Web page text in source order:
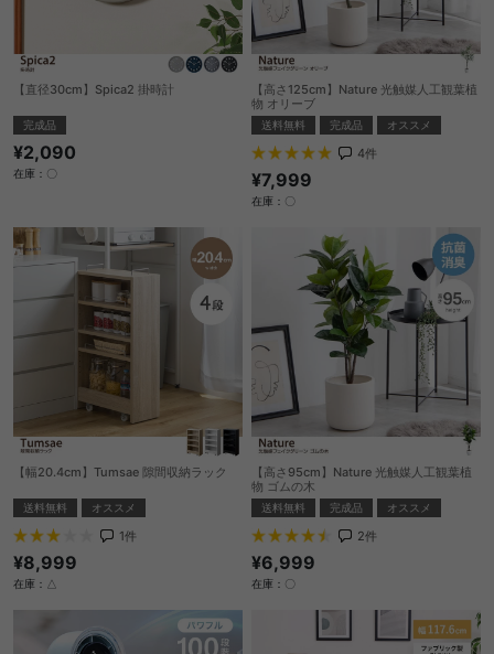
【直径30cm】Spica2 掛時計
完成品
¥2,090
在庫：〇
【高さ125cm】Nature 光触媒人工観葉植
物 オリーブ
送料無料 完成品 オススメ
4件
¥7,999
在庫：〇
【幅20.4cm】Tumsae 隙間収納ラック
送料無料 オススメ
1件
¥8,999
在庫：△
【高さ95cm】Nature 光触媒人工観葉植
物 ゴムの木
送料無料 完成品 オススメ
2件
¥6,999
在庫：〇